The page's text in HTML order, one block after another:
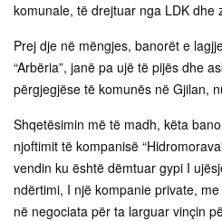
komunale, të drejtuar nga LDK dhe
Prej dje në mëngjes, banorët e
“Arbëria”, janë pa ujë të pijës dhe
përgjegjëse të komunës në Gjilan,
Shqetësimin më të madh, këta
njoftimit të kompanisë
vendin ku është dëmtuar gypi I
ndërtimi, I një kompanie private,
në negociata për ta larguar vinçin